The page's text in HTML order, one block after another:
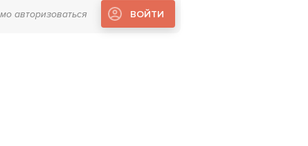
авторизоваться ВОЙТИ